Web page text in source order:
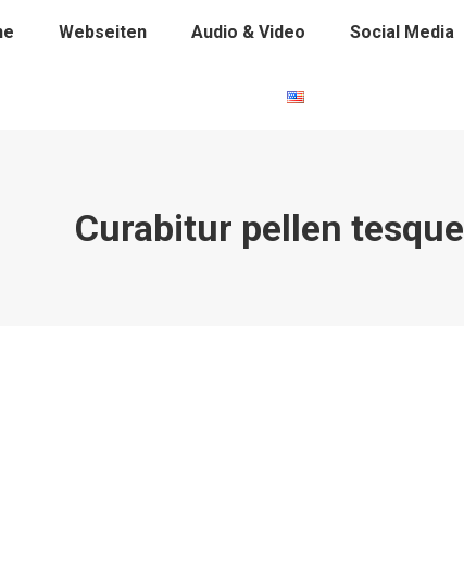
Webseiten Audio & Video Social Media
Curabitur pellen tesque